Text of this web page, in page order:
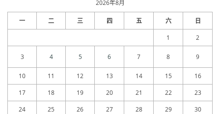
2026年8月
一 二 三 四 五 六 日
1 2
3 4 5 6 7 8 9
10 11 12 13 14 15
16
17
18 19 20 21 22
23
24
25 26 27 28 29
30